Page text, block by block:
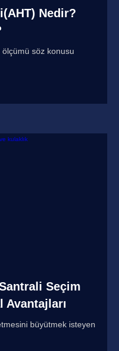
Nedir?
söz konusu
Seçim
Avantajları
büyütmek isteyen